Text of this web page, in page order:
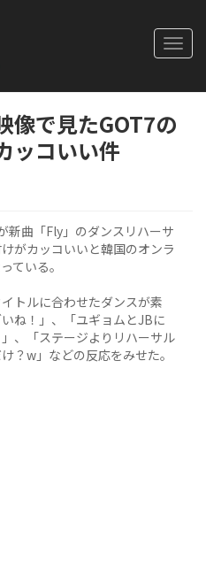
像で見たGOT7の
ッコいい件
新曲「Fly」のダンスリハーサ
がカッコいいと韓国のオンラ
ている。
トルに合わせたダンスが素
ね！」、「ユギョムとJBに
、「ステージよりリハーサル
？w」などの反応をみせた。